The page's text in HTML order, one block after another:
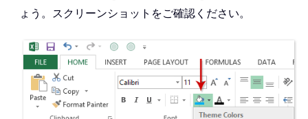
ょう。スクリーンショットをご確認ください。